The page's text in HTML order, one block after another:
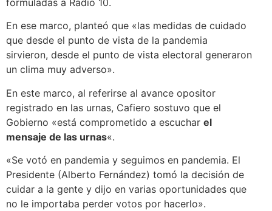
formuladas a Radio 10.
En ese marco, planteó que «las medidas de cuidado
que desde el punto de vista de la pandemia
sirvieron, desde el punto de vista electoral generaron
un clima muy adverso».
En este marco, al referirse al avance opositor
registrado en las urnas, Cafiero sostuvo que el
Gobierno «está comprometido a escuchar el
mensaje de las urnas«.
«Se votó en pandemia y seguimos en pandemia. El
Presidente (Alberto Fernández) tomó la decisión de
cuidar a la gente y dijo en varias oportunidades que
no le importaba perder votos por hacerlo».